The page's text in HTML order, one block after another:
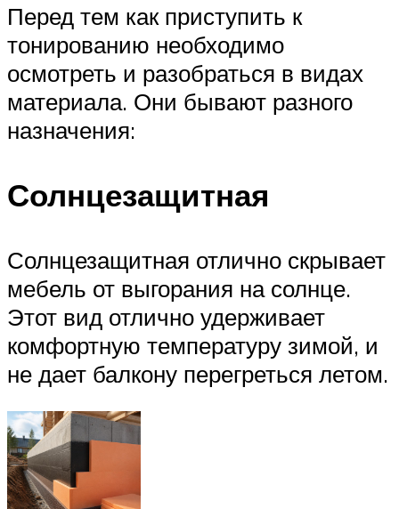
Перед тем как приступить к
тонированию необходимо
осмотреть и разобраться в видах
материала. Они бывают разного
назначения:
Солнцезащитная
Солнцезащитная отлично скрывает
мебель от выгорания на солнце.
Этот вид отлично удерживает
комфортную температуру зимой, и
не дает балкону перегреться летом.